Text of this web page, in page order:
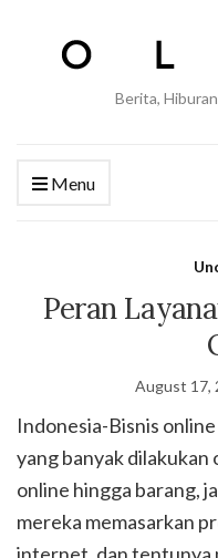
Berita,
Menu
Peran
August 17,
Indonesia-Bisnis
yang banyak dilakukan
online hingga barang,
mereka memasarkan